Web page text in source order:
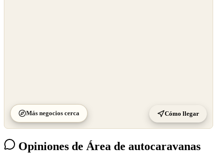
Más negocios cerca Cómo llegar
Opiniones de Área de autocaravanas